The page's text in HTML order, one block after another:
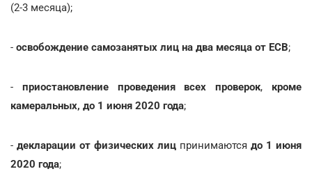
(2-3 месяца);
- освобождение самозанятых лиц на два месяца от ЕСВ;
- приостановление проведения всех проверок, кроме
камеральных, до 1 июня 2020 года;
- декларации от физических лиц принимаются до 1 июня
2020 года;